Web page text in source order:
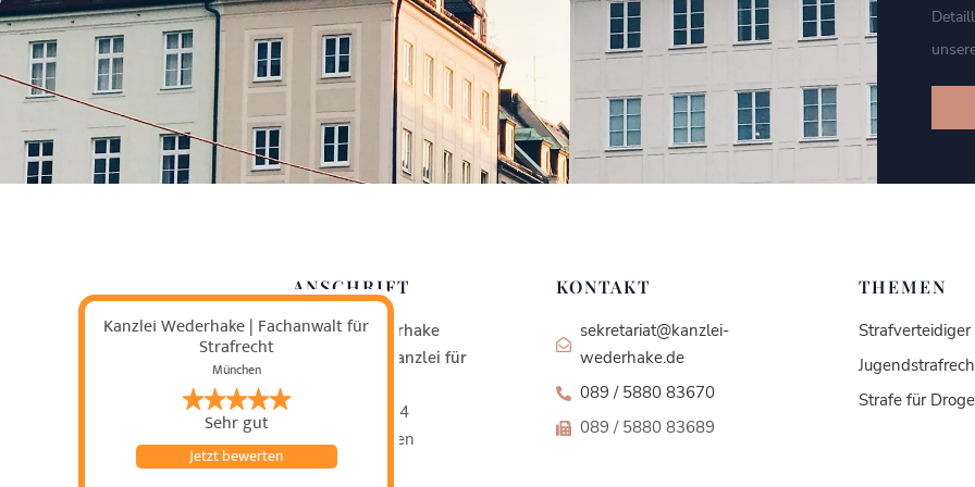
Kanzlei Wederhake | Fachanwalt für
Strafrecht
München
Sehr gut
Jetzt bewerten
ANSCHRIFT
Kanzlei Wederhake
Fachanwaltskanzlei für
Sonnenstraße 4
80331 München
KONTAKT
sekretariat@kanzlei-
wederhake.de
089 / 5880 83670
089 / 5880 83689
THEMEN
Strafe für